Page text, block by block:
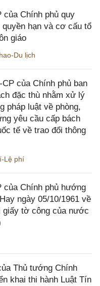
của Chính phủ quy
hạn và cơ cấu tổ
giáo
Du lịch
của Chính phủ ban
đặc thù nhằm xử lý
pháp luật về phòng,
yêu cầu cấp bách
tế về trao đổi thông
Lệ phí
của Chính phủ hướng
ngày 05/10/1961 về
giấy tờ công của nước
Thủ tướng Chính
khai thi hành Luật Tín